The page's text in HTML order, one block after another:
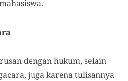
dengan hukum, selain
juga karena tulisannya